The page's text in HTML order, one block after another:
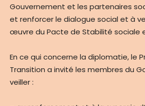
Gouvernement et les partenaires
et renforcer le dialogue social et à
œuvre du Pacte de Stabilité sociale
En ce qui concerne la diplomatie, le
Transition a invité les membres du
veiller :